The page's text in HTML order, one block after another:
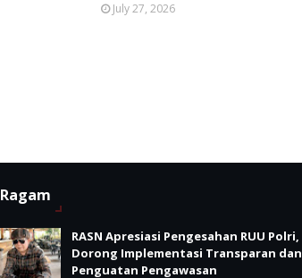
July 27, 2026
Ragam
RASN Apresiasi Pengesahan RUU Polri,
Dorong Implementasi Transparan dan
Penguatan Pengawasan